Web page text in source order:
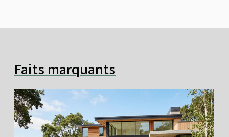
Faits marquants